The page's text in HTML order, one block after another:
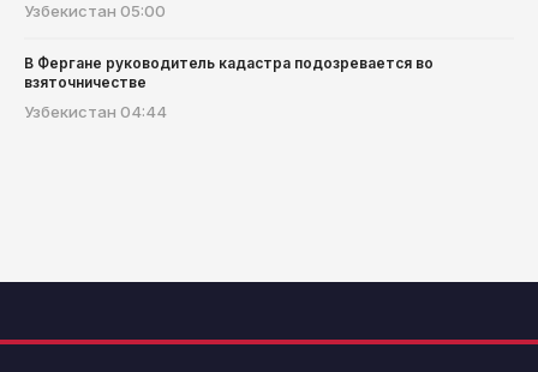
Узбекистан 05:00
В Фергане руководитель кадастра подозревается во
взяточничестве
Узбекистан 04:44